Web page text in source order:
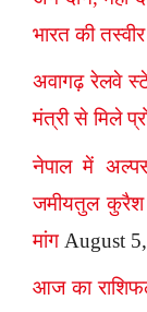
भारत की तस्वीर
अवागढ़ रेलवे
मंत्री से मिले
नेपाल में
जमीयतुल कुरैश
मांग August
आज का